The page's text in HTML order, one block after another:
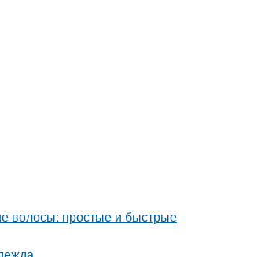
волосы: простые и быстрые